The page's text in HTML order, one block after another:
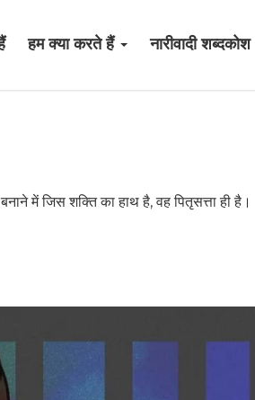
हम क्या करते हैं नारीवादी शब्दकोश
में जिस शक्ति का हाथ है, वह पितृसत्ता ही है।